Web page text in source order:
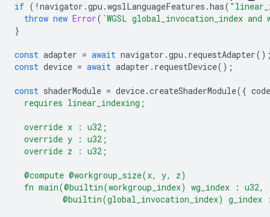
if ( ! navigator .gpu .wgslLanguageFeatures .has(
throw new Error( `WGSL global_invocation_index
}
const adapter = await navigator .gpu . requestAdapter
const device = await adapter . requestDevice();
const shaderModule = device.createShaderModule({ code
  requires linear_indexing;
  override x : u32;
  override y : u32;
  override z : u32;
  @compute @workgroup_size(x, y, z)
  fn main(@builtin(workgroup_index) wg_index : u32,
@builtin(global_invocation_index) g_index